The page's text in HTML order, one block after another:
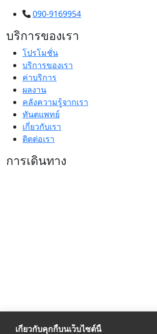
090-9169954
บริการของเรา
โปรโมชั่น
บริการของเรา
ค่าบริการ
ผลงาน
คลังความรู้จากเรา
ทันตแพทย์
เกี่ยวกับเรา
ติดต่อเรา
การเดินทาง
เกี่ยวกับคุกกี้บนเว็บไซต์นี้